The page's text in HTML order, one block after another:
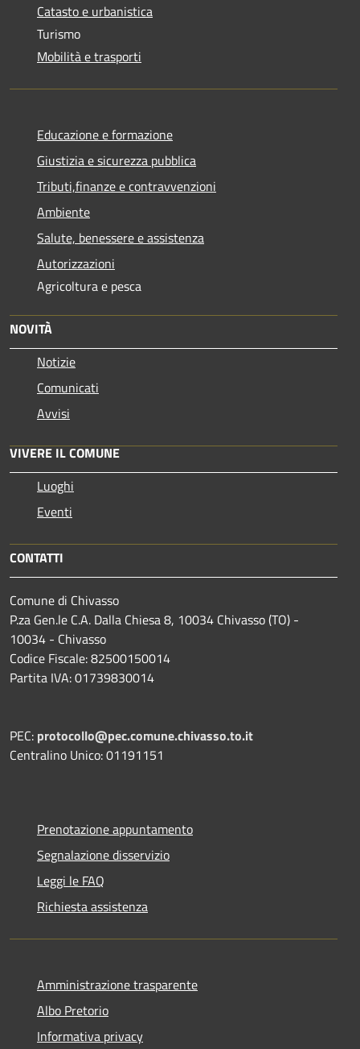
Catasto e urbanistica
Turismo
Mobilità e trasporti
Educazione e formazione
Giustizia e sicurezza pubblica
Tributi,finanze e contravvenzioni
Ambiente
Salute, benessere e assistenza
Autorizzazioni
Agricoltura e pesca
NOVITÀ
Notizie
Comunicati
Avvisi
VIVERE IL COMUNE
Luoghi
Eventi
CONTATTI
Comune di Chivasso
P.za Gen.le C.A. Dalla Chiesa 8, 10034 Chivasso (TO) -
10034 - Chivasso
Codice Fiscale: 82500150014
Partita IVA: 01739830014
PEC: protocollo@pec.comune.chivasso.to.it
Centralino Unico: 01191151
Prenotazione appuntamento
Segnalazione disservizio
Leggi le FAQ
Richiesta assistenza
Amministrazione trasparente
Albo Pretorio
Informativa privacy